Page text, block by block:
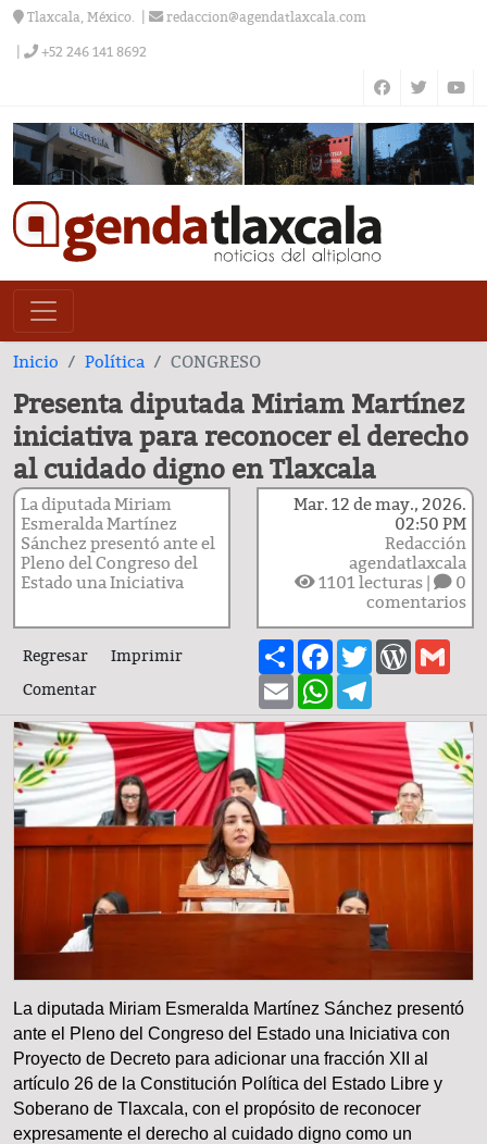
Tlaxcala, México. redaccion@agendatlaxcala.com
+52 246 141 8692
Inicio Política CONGRESO
Presenta diputada Miriam Martínez
iniciativa para reconocer el derecho
al cuidado digno en Tlaxcala
La diputada Miriam
Esmeralda Martínez
Sánchez presentó ante el
Pleno del Congreso del
Estado una Iniciativa
Mar. 12 de may., 2026.
02:50 PM
Redacción
agendatlaxcala
1101lecturas |
0
comentarios
Regresar
Imprimir
Comentar
ShareFacebook
Twitter
EmailWhatsApp
La diputada Miriam Esmeralda Martínez Sánchez presentó
ante el Pleno del Congreso del Estado una Iniciativa con
Proyecto de Decreto para adicionar una fracción XII al
artículo 26 de la Constitución Política del Estado Libre y
Soberano de Tlaxcala, con el propósito de reconocer
expresamente el derecho al cuidado digno como un